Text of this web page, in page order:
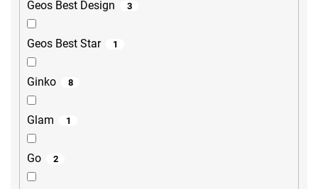
Geos Best Design 3
Geos Best Star 1
Ginko 8
Glam 1
Go 2